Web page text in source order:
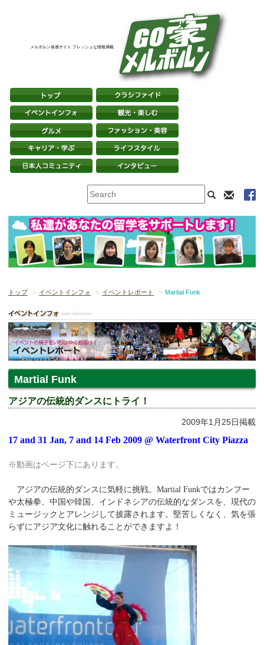
メルボルン体感サイト フレッシュな情報満載
トップ イベントインフォ イベントレポート Martial Funk
Martial Funk
アジアの伝統的ダンスにトライ！
2009年1月25日掲載
17 and 31 Jan, 7 and 14 Feb 2009 @ Waterfront City Piazza
※動画はページ下にあります。
アジアの伝統的ダンスに気軽に挑戦。Martial Funkではカンフー
や太極拳、中国や韓国、インドネシアの伝統的なダンスを、現代の
ミュージックとアレンジして披露されます。堅苦しくなく、気を張
らずにアジア文化に触れることができますよ！